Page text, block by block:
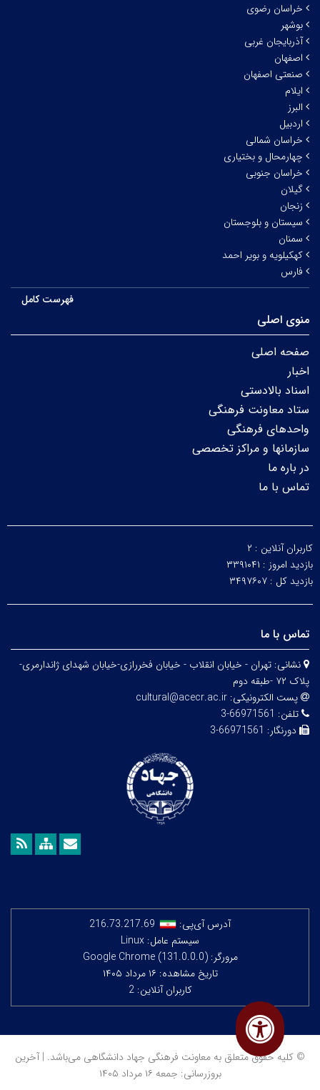
خراسان رضوی
بوشهر
آذربایجان غربی
اصفهان
صنعتی اصفهان
ایلام
البرز
اردبیل
خراسان شمالی
چهارمحال و بختیاری
خراسان جنوبی
گیلان
زنجان
سیستان و بلوجستان
سمنان
کهکیلویه و بویر احمد
فارس
فهرست کامل
منوی اصلی
صفحه اصلی
اخبار
اسناد بالادستی
ستاد معاونت فرهنگی
واحدهای فرهنگی
سازمانها و مراکز تخصصی
در باره ما
تماس با ما
کاربران آنلاین : ۲
بازدید امروز : ۳۳۹۱۰۴۱
بازدید کل : ۳۴۹۷۶۰۷
تماس با ما
نشانی: تهران - خیابان انقلاب - خیابان فخررازی-خیابان شهدای ژاندارمری-
پلاک ۷۲ -طبقه دوم
پست الکترونیکی: cultural@acecr.ac.ir
تلفن: 66971561-3
دورنگار: 66971561-3
آدرس آی‌پی:
216.73.217.69
سیستم عامل: Linux
مرورگر: Google Chrome (131.0.0.0)
تاریخ مشاهده: ۱۶ مرداد ۱۴۰۵
کاربران آنلاین: 2
© کلیه حقوق متعلق به معاونت فرهنگی جهاد دانشگاهی می‌باشد. | آخرین
بروزرسانی: جمعه ۱۶ مرداد ۱۴۰۵